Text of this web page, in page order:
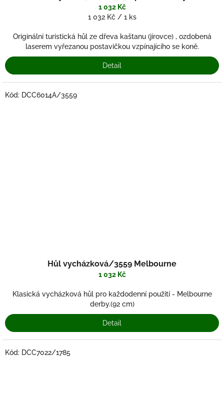
1 032 Kč
Měrná
1 032 Kč / 1 ks
Originální turistická hůl ze dřeva kaštanu (jírovce) , ozdobená
laserem vyřezanou postavičkou vzpínajícího se koně.
Detail
Hůl vycházková/3559 Melbourne
1 032 Kč
Klasická vycházková hůl pro každodenní použití - Melbourne
derby.(92 cm)
Detail
Kód: DCC6014A/3559
Kód: DCC7022/1785